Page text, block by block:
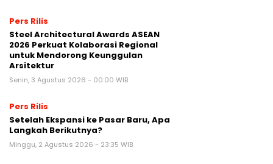
Pers Rilis
Steel Architectural Awards ASEAN
2026 Perkuat Kolaborasi Regional
untuk Mendorong Keunggulan
Arsitektur
Senin, 3 Agustus 2026 - 00:00 WIB
Pers Rilis
Setelah Ekspansi ke Pasar Baru, Apa
Langkah Berikutnya?
Minggu, 2 Agustus 2026 - 23:35 WIB